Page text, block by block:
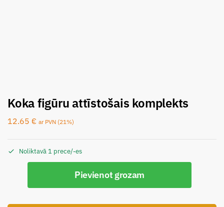
Koka figūru attīstošais komplekts
12.65 € ar PVN (21%)
Noliktavā 1 prece/-es
Pievienot grozam